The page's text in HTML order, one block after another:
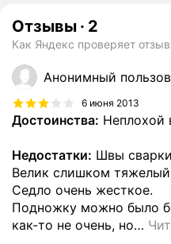
Отзывы · 2
Как Яндекс проверяет
Анонимный
6 июня 2013
Достоинства: Неплохой
Недостатки: Швы
Велик слишком
Седло очень жесткое.
Подножку можно было
как-то не очень, но…